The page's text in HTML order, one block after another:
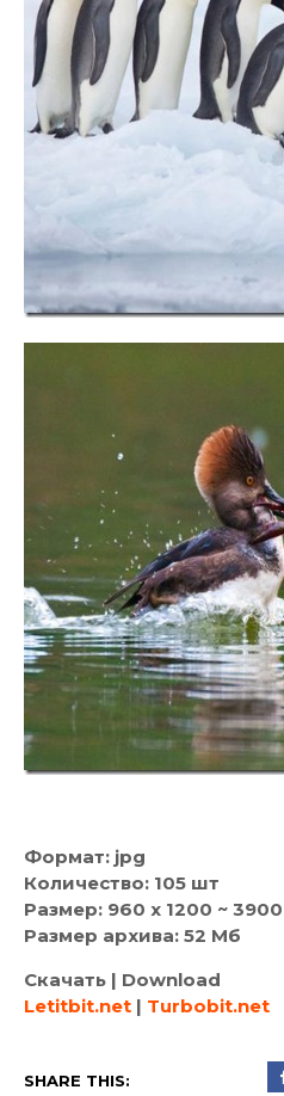
Формат: jpg
Количество: 105 шт
Размер: 960 x 1200 ~
Размер архива: 52 Мб
Скачать | Download
Letitbit.net | Turbobit.net
SHARE THIS: